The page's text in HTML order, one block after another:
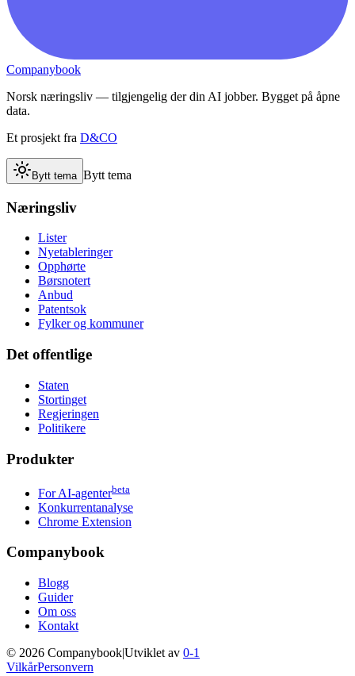
Companybook
Norsk næringsliv — tilgjengelig der din AI jobber. Bygget på åpne
data.
Et prosjekt fra D&CO
Bytt tema Bytt tema
Næringsliv
Lister
Nyetableringer
Opphørte
Børsnotert
Anbud
Patentsok
Fylker og kommuner
Det offentlige
Staten
Stortinget
Regjeringen
Politikere
Produkter
For AI-agenterbeta
Konkurrentanalyse
Chrome Extension
Companybook
Blogg
Guider
Om oss
Kontakt
© 2026 Companybook|Utviklet av 0-1
VilkårPersonvern